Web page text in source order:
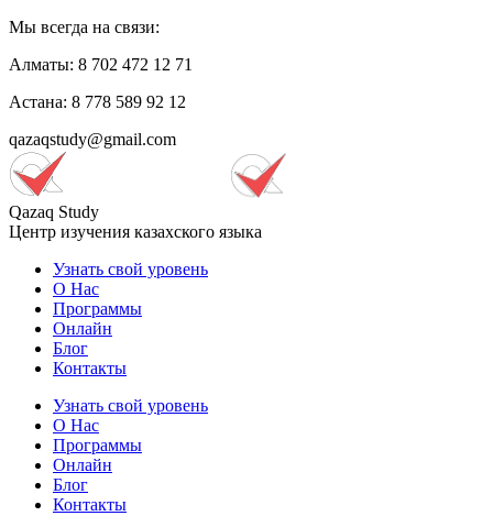
Мы всегда на связи:
Алматы: 8 702 472 12 71
Астана: 8 778 589 92 12
qazaqstudy@gmail.com
Qazaq Study
Центр изучения казахского языка
Узнать свой уровень
О Нас
Программы
Онлайн
Блог
Контакты
Узнать свой уровень
О Нас
Программы
Онлайн
Блог
Контакты